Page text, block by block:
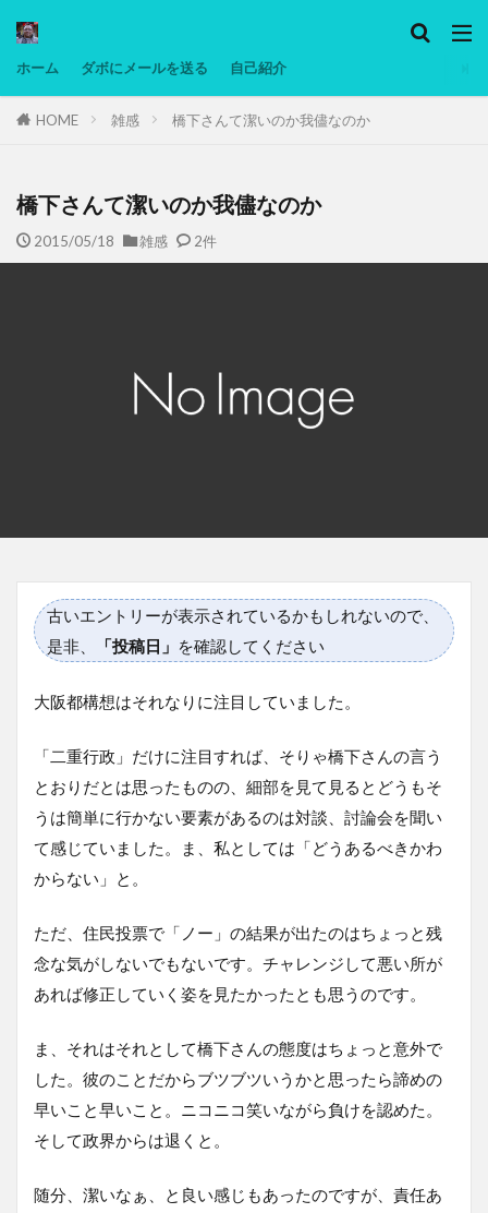
ホーム ダボにメールを送る 自己紹介
HOME 雑感 橋下さんて潔いのか我儘なのか
橋下さんて潔いのか我儘なのか
2015/05/18 雑感 2件
古いエントリーが表示されているかもしれないので、
是非、
「投稿日」 を確認してください
大阪都構想はそれなりに注目していました。
「二重行政」だけに注目すれば、そりゃ橋下さんの言う
とおりだとは思ったものの、細部を見て見るとどうもそ
うは簡単に行かない要素があるのは対談、討論会を聞い
て感じていました。ま、私としては「どうあるべきかわ
からない」と。
ただ、住民投票で「ノー」の結果が出たのはちょっと残
念な気がしないでもないです。チャレンジして悪い所が
あれば修正していく姿を見たかったとも思うのです。
ま、それはそれとして橋下さんの態度はちょっと意外で
した。彼のことだからブツブツいうかと思ったら諦めの
早いこと早いこと。ニコニコ笑いながら負けを認めた。
そして政界からは退くと。
随分、潔いなぁ、と良い感じもあったのですが、責任あ
タグ
マレーシア動画
ヨーグルト
備忘録
動画 日本人村社会 脱水シート